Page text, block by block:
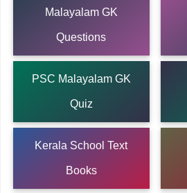
Malayalam GK
Questions
PSC Malayalam GK
Quiz
Kerala School Text
Books